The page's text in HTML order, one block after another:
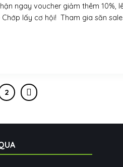
ngay voucher giảm thêm 10%,
Chớp lấy cơ hội! Tham gia săn
2